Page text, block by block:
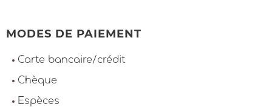
MODES DE PAIEMENT
Carte bancaire/crédit
Chèque
Espèces